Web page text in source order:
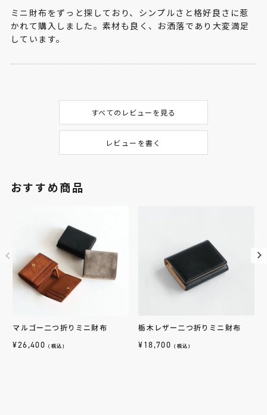
ミニ財布をずっと探しており、シンプルさと格好良さに惹
かれて購入しました。素材も良く、お洒落であり大変満足
しています。
すべてのレビューを見る
レビューを書く
おすすめ商品
マルゴー二つ折りミニ財布
¥26,400 （税込）
栃木レザー二つ折りミニ財布
¥18,700 （税込）